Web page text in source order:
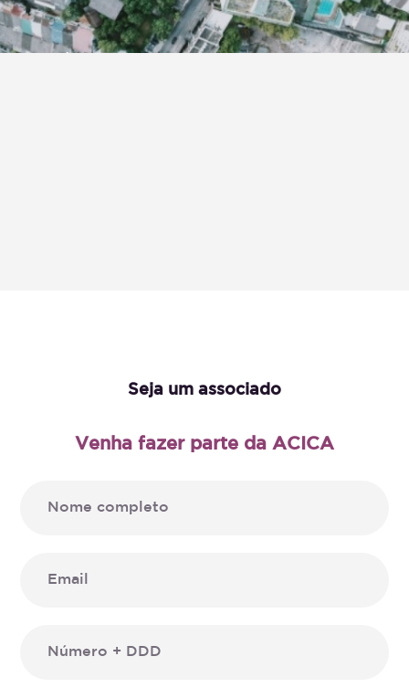
Seja um associado
Venha fazer parte da ACICA